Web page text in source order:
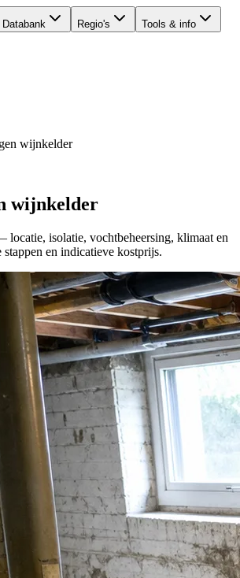
Databank Regio's Tools & info
wijnkelder
wijnkelder
isolatie, vochtbeheersing, klimaat en
en indicatieve kostprijs.